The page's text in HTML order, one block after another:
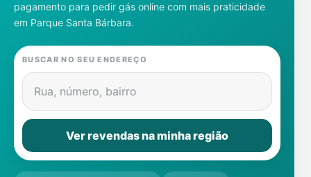
Cadastre-se
Gás
Contatos
pagamento para pedir gás online com mais praticidade
em Parque Santa Bárbara.
BUSCAR NO SEU ENDEREÇO
Rua, número, bairro
Ver revendas na minha região